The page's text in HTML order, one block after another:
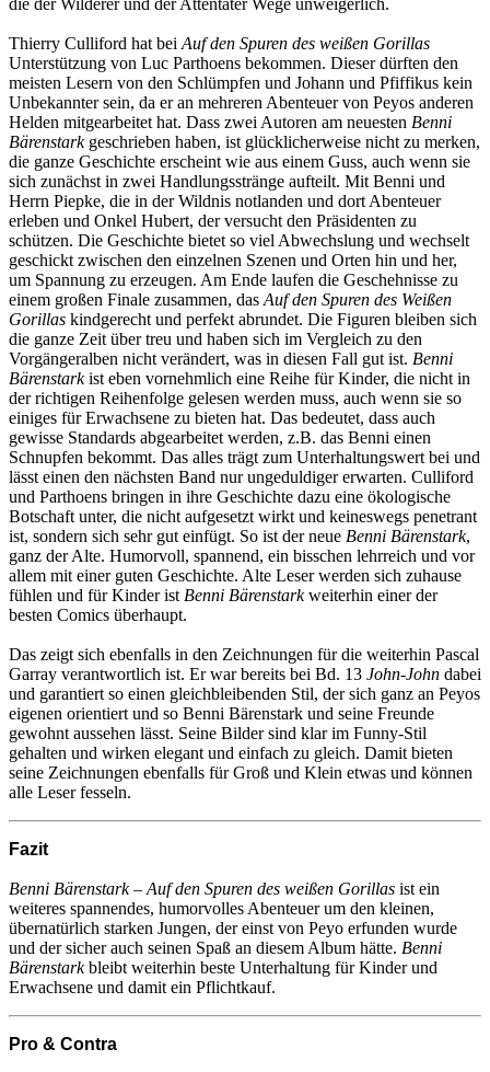
Thierry Culliford hat bei Auf den Spuren des weißen Gorillas
Unterstützung von Luc Parthoens bekommen. Dieser dürften den
meisten Lesern von den Schlümpfen und Johann und Pfiffikus kein
Unbekannter sein, da er an mehreren Abenteuer von Peyos anderen
Helden mitgearbeitet hat. Dass zwei Autoren am neuesten Benni
Bärenstarkgeschrieben haben, ist glücklicherweise nicht zu merken,
die ganze Geschichte erscheint wie aus einem Guss, auch wenn sie
sich zunächst in zwei Handlungsstränge aufteilt. Mit Benni und
Herrn Piepke, die in der Wildnis notlanden und dort Abenteuer
erleben und Onkel Hubert, der versucht den Präsidenten zu
schützen. Die Geschichte bietet so viel Abwechslung und wechselt
geschickt zwischen den einzelnen Szenen und Orten hin und her,
um Spannung zu erzeugen. Am Ende laufen die Geschehnisse zu
einem großen Finale zusammen, das Auf den Spuren des Weißen
Gorillas kindgerecht und perfekt abrundet. Die Figuren bleiben sich
die ganze Zeit über treu und haben sich im Vergleich zu den
Vorgängeralben nicht verändert, was in diesen Fall gut ist. Benni
Bärenstarkist eben vornehmlich eine Reihe für Kinder, die nicht in
der richtigen Reihenfolge gelesen werden muss, auch wenn sie so
einiges für Erwachsene zu bieten hat. Das bedeutet, dass auch
gewisse Standards abgearbeitet werden, z.B. das Benni einen
Schnupfen bekommt. Das alles trägt zum Unterhaltungswert bei und
lässt einen den nächsten Band nur ungeduldiger erwarten. Culliford
und Parthoens bringen in ihre Geschichte dazu eine ökologische
Botschaft unter, die nicht aufgesetzt wirkt und keineswegs penetrant
ist, sondern sich sehr gut einfügt. So ist der neue Benni Bärenstark,
ganz der Alte. Humorvoll, spannend, ein bisschen lehrreich und vor
allem mit einer guten Geschichte. Alte Leser werden sich zuhause
fühlen und für Kinder ist Benni Bärenstarkweiterhin einer der
besten Comics überhaupt.
Das zeigt sich ebenfalls in den Zeichnungen für die weiterhin Pascal
Garray verantwortlich ist. Er war bereits bei Bd. 13 John-John dabei
und garantiert so einen gleichbleibenden Stil, der sich ganz an Peyos
eigenen orientiert und so Benni Bärenstark und seine Freunde
gewohnt aussehen lässt. Seine Bilder sind klar im Funny-Stil
gehalten und wirken elegant und einfach zu gleich. Damit bieten
seine Zeichnungen ebenfalls für Groß und Klein etwas und können
alle Leser fesseln.
Fazit
Benni Bärenstark – Auf den Spuren des weißen Gorillas ist ein
weiteres spannendes, humorvolles Abenteuer um den kleinen,
übernatürlich starken Jungen, der einst von Peyo erfunden wurde
und der sicher auch seinen Spaß an diesem Album hätte. Benni
Bärenstarkbleibt weiterhin beste Unterhaltung für Kinder und
Erwachsene und damit ein Pflichtkauf.
Pro & Contra